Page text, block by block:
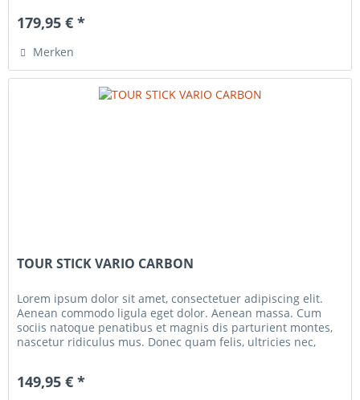
179,95 € *
Merken
TOUR STICK VARIO CARBON
Lorem ipsum dolor sit amet, consectetuer adipiscing elit.
Aenean commodo ligula eget dolor. Aenean massa. Cum
sociis natoque penatibus et magnis dis parturient montes,
nascetur ridiculus mus. Donec quam felis, ultricies nec,
149,95 € *